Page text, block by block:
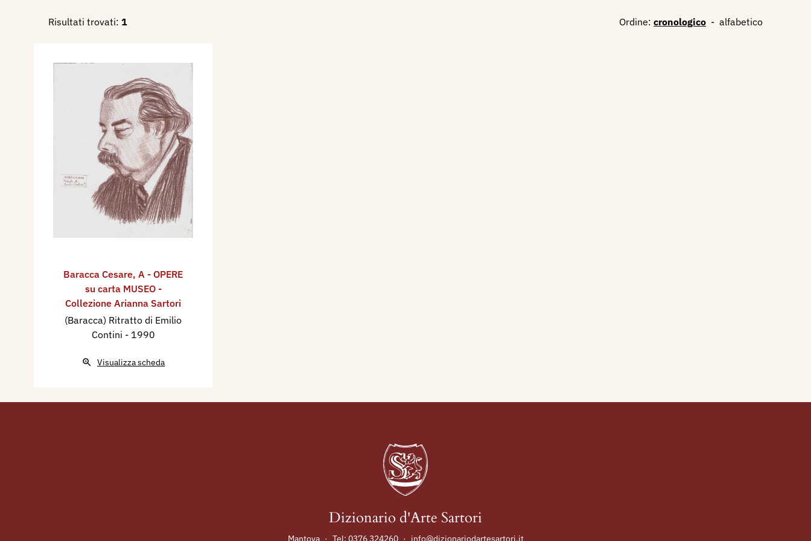
Risultati trovati: 1 Ordine: cronologico - alfabetico
Baracca Cesare, A - OPERE
su carta MUSEO -
Collezione Arianna Sartori
(Baracca) Ritratto di Emilio
Contini - 1990
Visualizza scheda
Dizionario d'Arte Sartori
Mantova · Tel: 0376 324260 · info@dizionariodartesartori.it